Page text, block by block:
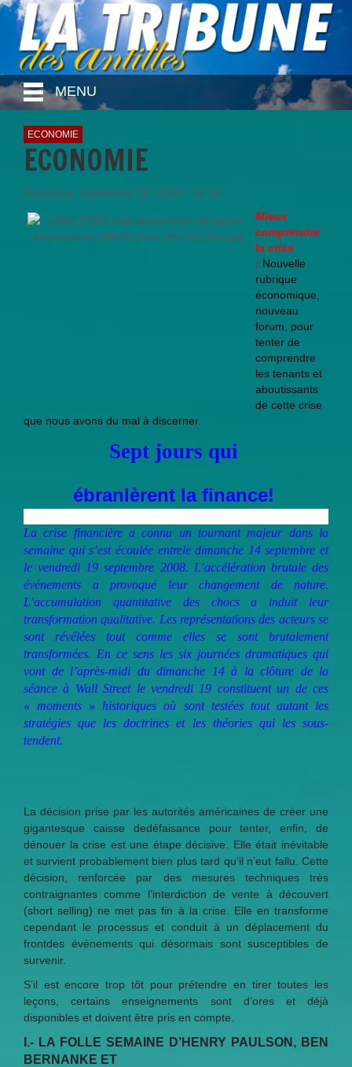
MENU
ECONOMIE
ECONOMIE
Dimanche, septembre 28, 2008 - 18:33
Mieux
comprendre
la crise
: Nouvelle
rubrique
économique,
nouveau
forum, pour
tenter de
comprendre
les tenants et
aboutissants
de cette crise
que nous avons du mal à discerner.
Sept jours qui
ébranlèrent la finance!
La crise financière a connu un tournant majeur dans la
semaine qui s’est écoulée entrele dimanche 14 septembre et
le vendredi 19 septembre 2008. L’accélération brutale des
événements a provoqué leur changement de nature.
L’accumulation quantitative des chocs a induit leur
transformation qualitative. Les représentations des acteurs se
sont révélées tout comme elles se sont brutalement
transformées. En ce sens les six journées dramatiques qui
vont de l’après-midi du dimanche 14 à la clôture de la
séance à Wall Street le vendredi 19 constituent un de ces
« moments » historiques où sont testées tout autant les
stratégies que les doctrines et les théories qui les sous-
tendent.
La décision prise par les autorités américaines de créer une
gigantesque caisse dedéfaisance pour tenter, enfin, de
dénouer la crise est une étape décisive. Elle était inévitable
et survient probablement bien plus tard qu’il n’eut fallu. Cette
décision, renforcée par des mesures techniques très
contraignantes comme l’interdiction de vente à découvert
(short selling) ne met pas fin à la crise. Elle en transforme
cependant le processus et conduit à un déplacement du
frontdes événements qui désormais sont susceptibles de
survenir.
S’il est encore trop tôt pour prétendre en tirer toutes les
leçons, certains enseignements sont d’ores et déjà
disponibles et doivent être pris en compte.
I.- LA FOLLE SEMAINE D’HENRY PAULSON, BEN
BERNANKE ET